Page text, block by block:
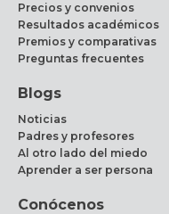
Precios y convenios
Resultados académicos
Premios y comparativas
Preguntas frecuentes
Blogs
Noticias
Padres y profesores
Al otro lado del miedo
Aprender a ser persona
Conócenos